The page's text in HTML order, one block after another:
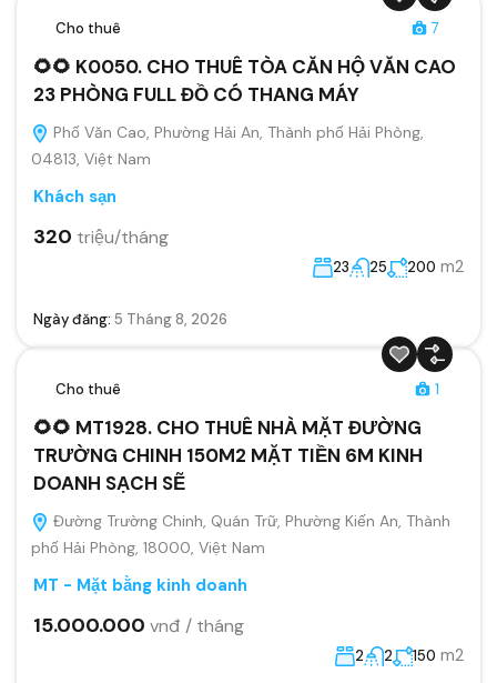
Cho thuê 7
🌻🌻 K0050. CHO THUÊ TÒA CĂN HỘ VĂN CAO
23 PHÒNG FULL ĐỒ CÓ THANG MÁY
Phố Văn Cao, Phường Hải An, Thành phố Hải Phòng,
04813, Việt Nam
Khách sạn
320 triệu/tháng
23 25 200 m2
Ngày đăng: 5 Tháng 8, 2026
Cho thuê 1
🌻🌻 MT1928. CHO THUÊ NHÀ MẶT ĐƯỜNG
TRƯỜNG CHINH 150M2 MẶT TIỀN 6M KINH
DOANH SẠCH SẼ
Đường Trường Chinh, Quán Trữ, Phường Kiến An, Thành
phố Hải Phòng, 18000, Việt Nam
MT - Mặt bằng kinh doanh
15.000.000 vnđ / tháng
2 2 150 m2